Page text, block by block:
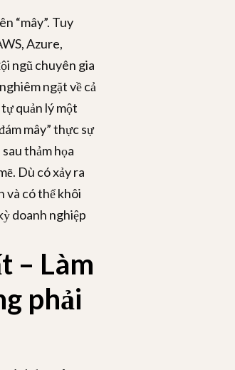
“mây”. Tuy
Azure,
ngũ chuyên gia
ngặt về cả
quản lý một
mây” thực sự
thảm họa
Dù có xảy ra
và có thể khôi
doanh nghiệp
– Làm
phải